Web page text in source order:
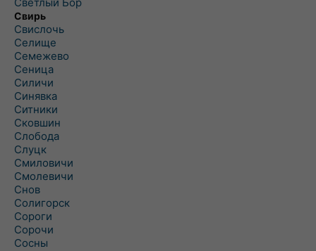
Свирь
Свислочь
Селище
Семежево
Сеница
Силичи
Синявка
Ситники
Сковшин
Слобода
Слуцк
Смиловичи
Смолевичи
Снов
Солигорск
Сороги
Сорочи
Сосны